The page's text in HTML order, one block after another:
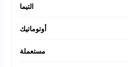
التيما
أوتوماتيك
مستعملة